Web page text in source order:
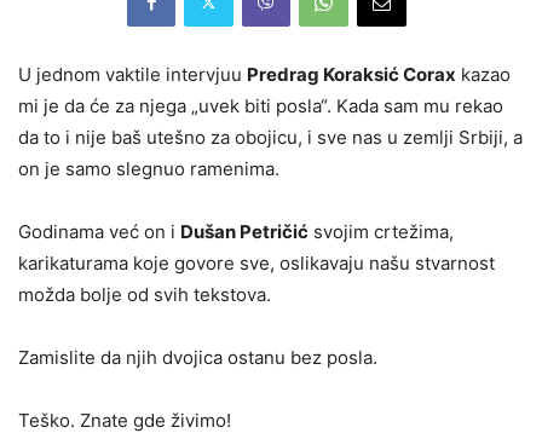
U jednom vaktile intervjuu Predrag Koraksić Corax kazao
mi je da će za njega „uvek biti posla“. Kada sam mu rekao
da to i nije baš utešno za obojicu, i sve nas u zemlji Srbiji, a
on je samo slegnuo ramenima.
Godinama već on i Dušan Petričić svojim crtežima,
karikaturama koje govore sve, oslikavaju našu stvarnost
možda bolje od svih tekstova.
Zamislite da njih dvojica ostanu bez posla.
Teško. Znate gde živimo!